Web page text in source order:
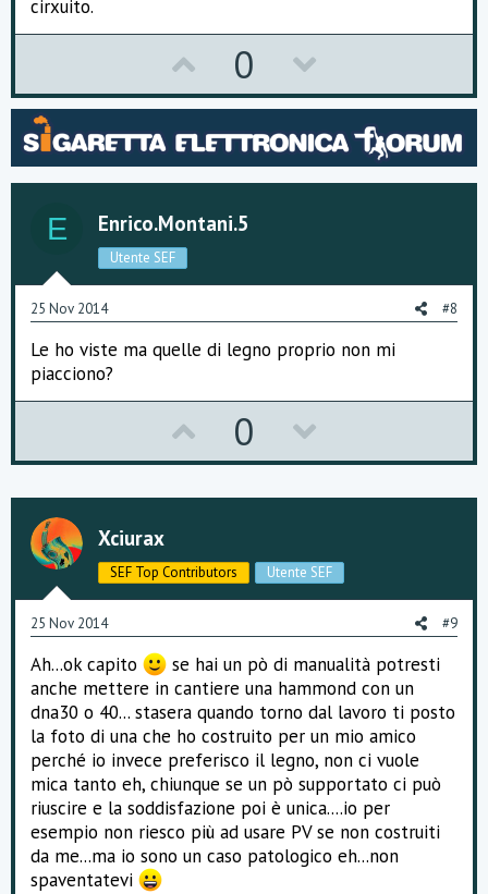
cirxuito.
p
v
o
t
0
o
w
n
t
e
E Enrico.montani.5
Utente SEF
25 Nov 2014 #8
Le ho viste ma quelle di legno proprio non mi
piacciono?
p
v
t
e
0
o
w
v
o
t
e
Xciurax
SEF Top Contributors Utente SEF
25 Nov 2014 #9
Ah...ok capito
se hai un pò di manualità potresti
anche mettere in cantiere una hammond con un
dna30 o 40... stasera quando torno dal lavoro ti posto
la foto di una che ho costruito per un mio amico
perché io invece preferisco il legno, non ci vuole
mica tanto eh, chiunque se un pò supportato ci può
riuscire e la soddisfazione poi è unica....io per
esempio non riesco più ad usare PV se non costruiti
da me...ma io sono un caso patologico eh...non
spaventatevi